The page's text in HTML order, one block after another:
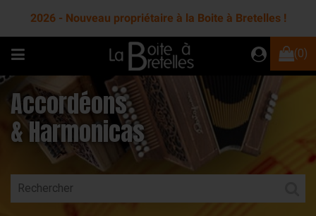
2026 - Nouveau propriétaire à la Boite à Bretelles !
(0)
Accordéons
& Harmonicas